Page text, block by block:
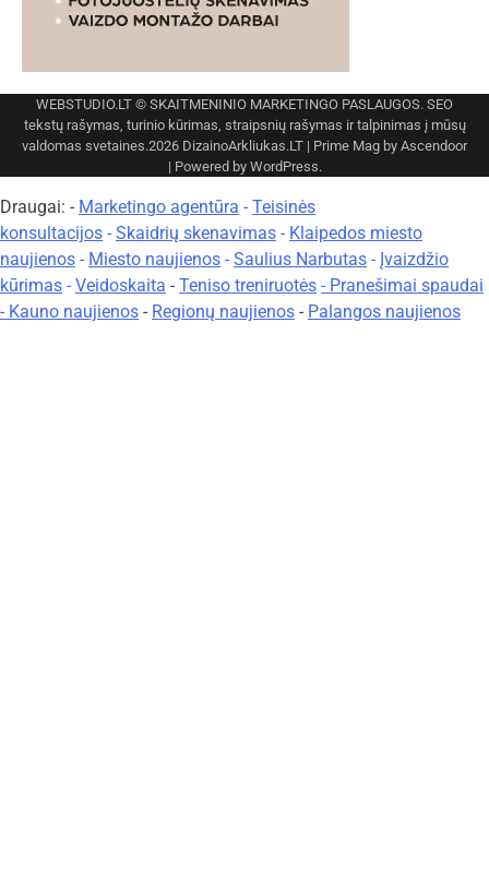
WEBSTUDIO.LT © SKAITMENINIO MARKETINGO PASLAUGOS. SEO
tekstų rašymas, turinio kūrimas, straipsnių rašymas ir talpinimas į mūsų
valdomas svetaines.2026 DizainoArkliukas.LT | Prime Mag by Ascendoor
| Powered by WordPress.
Draugai: - Marketingo agentūra - Teisinės
konsultacijos - Skaidrių skenavimas - Klaipedos miesto
naujienos - Miesto naujienos - Saulius Narbutas - Įvaizdžio
kūrimas - Veidoskaita - Teniso treniruotės - Pranešimai spaudai
- Kauno naujienos - Regionų naujienos - Palangos naujienos